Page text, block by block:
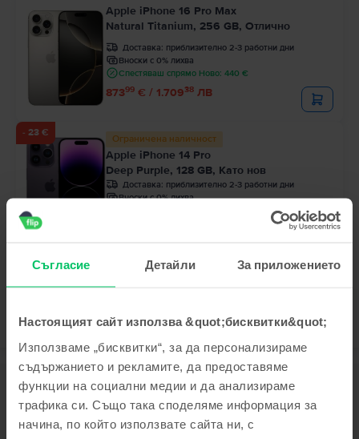
Съгласие Детайли За приложението
Настоящият сайт използва &quot;бисквитки&quot;
Използваме „бисквитки“, за да персонализираме
съдържанието и рекламите, да предоставяме
функции на социални медии и да анализираме
трафика си. Също така споделяме информация за
начина, по който използвате сайта ни, с
Apple iPhone 16 Pro Max
Natural Titanium, 256 GB, Отлично
Доставка: приблизително 2-3 работни дни
Вноски с 0% лихва
Спестяваш спрямо Ново: 440 €
87399 € / 1.70938 ЛВ
- 23 €
Ограничена наличност
Apple iPhone 14 Pro
Deep Purple, 128 GB, Като нов
Доставка: приблизително 2-3 работни дни
Вноски с 0% лихва
Описание
Мобилен телефон Apple iPhone 14 Pro, Silver, 256 GB, Отлично
Търсиш евтин iPhone 14 Pro? Поръчай го от Flip.bg и се радвай на